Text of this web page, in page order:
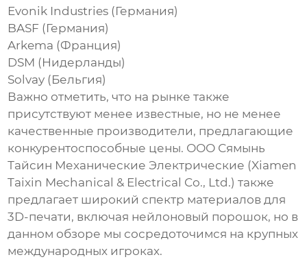
Evonik Industries (Германия)
BASF (Германия)
Arkema (Франция)
DSM (Нидерланды)
Solvay (Бельгия)
Важно отметить, что на рынке также
присутствуют менее известные, но не менее
качественные производители, предлагающие
конкурентоспособные цены. ООО Сямынь
Тайсин Механические Электрические (Xiamen
Taixin Mechanical & Electrical Co., Ltd.) также
предлагает широкий спектр материалов для
3D-печати, включая нейлоновый порошок, но в
данном обзоре мы сосредоточимся на крупных
международных игроках.